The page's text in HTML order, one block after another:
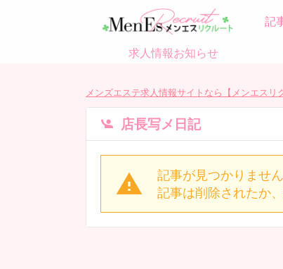
記
求人情報お知らせ
メンズエステ求人情報サイトなら【メンエスリ
店長写メ日記
記事が見つかりません
記事は削除されたか